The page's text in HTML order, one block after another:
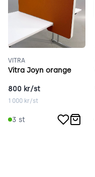
VITRA
Vitra Joyn orange
800 kr/st
1 000 kr/st
3 st